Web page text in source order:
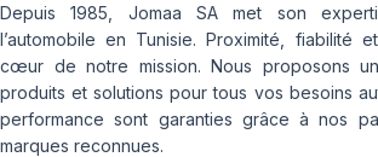
Depuis 1985, Jomaa SA met son
l’automobile en Tunisie. Proximité, fiabilité
cœur de notre mission. Nous proposons
produits et solutions pour tous vos besoins
performance sont garanties grâce à nos
marques reconnues.